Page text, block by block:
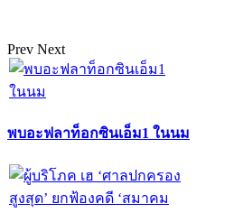
Prev Next
พบอะฟลาท็อกซินเอ็ม1 ในนม